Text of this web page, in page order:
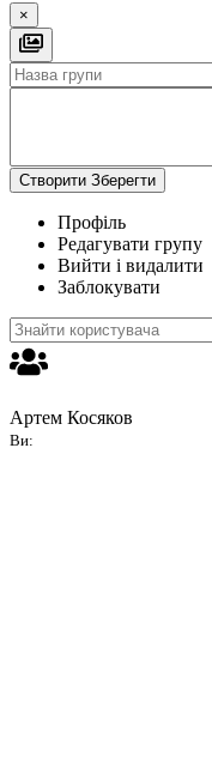
×
Створити Зберегти
Профіль
Редагувати групу
Вийти і видалити
Заблокувати
Артем Косяков
Ви: